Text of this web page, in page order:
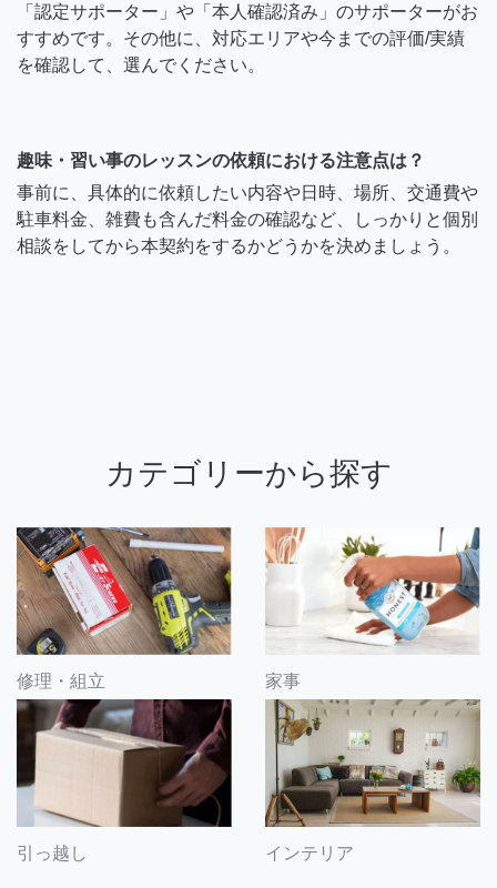
「認定サポーター」や「本人確認済み」のサポーターがお
すすめです。その他に、対応エリアや今までの評価/実績
を確認して、選んでください。
趣味・習い事のレッスンの依頼における注意点は？
事前に、具体的に依頼したい内容や日時、場所、交通費や
駐車料金、雑費も含んだ料金の確認など、しっかりと個別
相談をしてから本契約をするかどうかを決めましょう。
カテゴリーから探す
修理・組立 家事
引っ越し インテリア